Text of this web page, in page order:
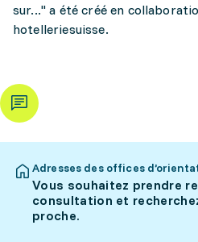
sur..." a été créé en
hotelleriesuisse.
Adresses des offices
Vous souhaitez prendre
consultation et
proche.